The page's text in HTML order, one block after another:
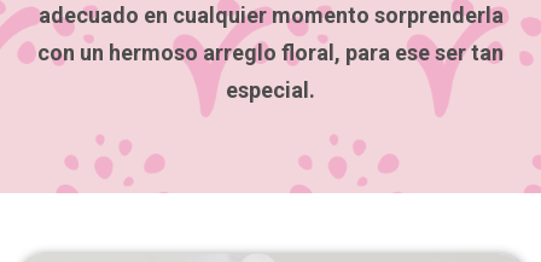
adecuado en cualquier momento sorprenderla
con un hermoso arreglo floral, para ese ser tan
especial.